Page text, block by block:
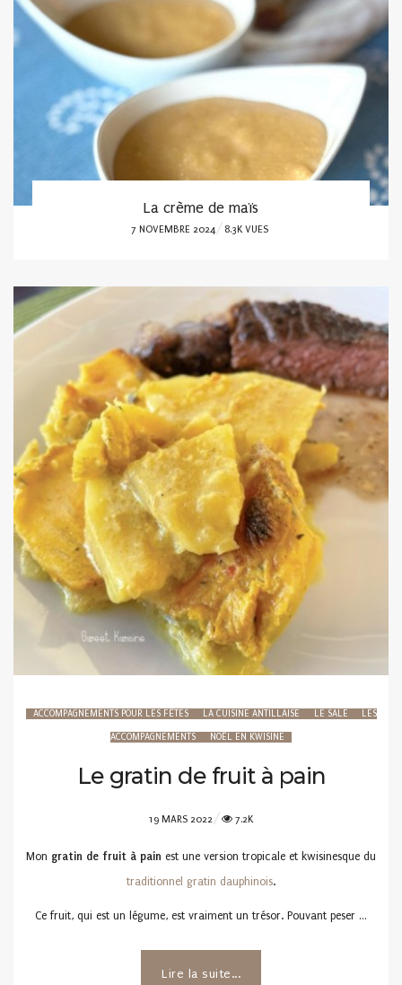
La crème de maïs
POSTED
7 NOVEMBRE 2024 8.3K VUES
ACCOMPAGNEMENTS POUR LES FÊTES LA CUISINE ANTILLAISE LE SALÉ LES
ACCOMPAGNEMENTS NOËL EN KWISINE
Le gratin de fruit à pain
POSTED
19 MARS 2022 7.2K
Mon gratin de fruit à pain est une version tropicale et kwisinesque du
traditionnel gratin dauphinois.
Ce fruit, qui est un légume, est vraiment un trésor. Pouvant peser …
Lire la suite...